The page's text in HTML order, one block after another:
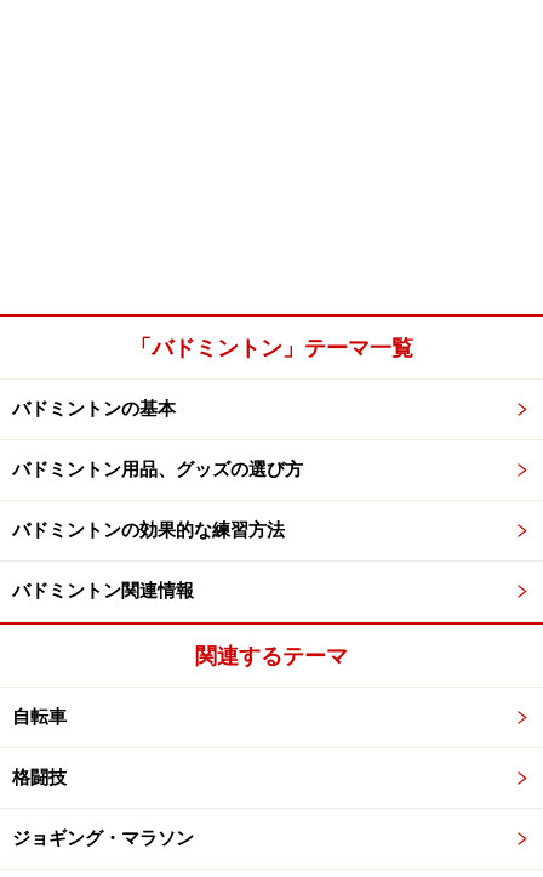
「バドミントン」テーマ一覧
バドミントンの基本
バドミントン用品、グッズの選び方
バドミントンの効果的な練習方法
バドミントン関連情報
関連するテーマ
自転車
格闘技
ジョギング・マラソン